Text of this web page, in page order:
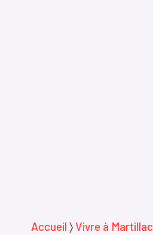
Accueil 〉Vivre à Martillac